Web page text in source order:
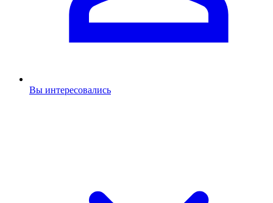
Вы интересовались